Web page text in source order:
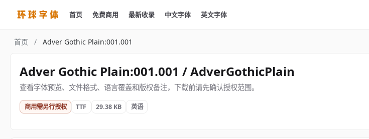
首页 免费商用 最新收录 中文字体 英文字体
首页 / Adver Gothic Plain:001.001
Adver Gothic Plain:001.001 / AdverGothicPlain
查看字体预览、文件格式、语言覆盖和版权备注，下载前请先确认授权范围。
商用需另行授权 TTF 29.38 KB 英语